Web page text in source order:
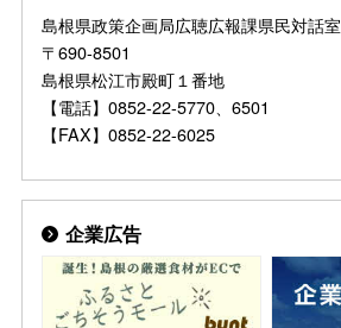
島根県政策企画局広聴広報課県民対話室
〒690-8501
島根県松江市殿町１番地
【電話】0852-22-5770、6501
【FAX】0852-22-6025
企業広告